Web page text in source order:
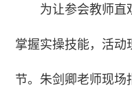
为让参会教师直
掌握实操技能，活动
节。朱剑卿老师现场